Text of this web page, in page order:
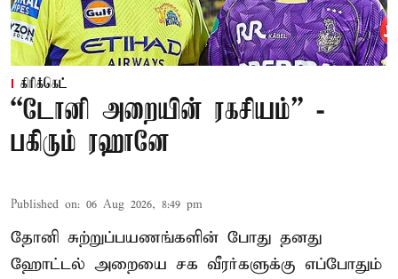
கிரிக்கெட்
“டோனி அறையின் ரகசியம்” -
பகிரும் ரஹானே
Published on: 06 Aug 2026, 8:49 pm
தோனி சுற்றுப்பயணங்களின் போது தனது
ஹோட்டல் அறையை சக வீரர்களுக்கு எப்போதும்